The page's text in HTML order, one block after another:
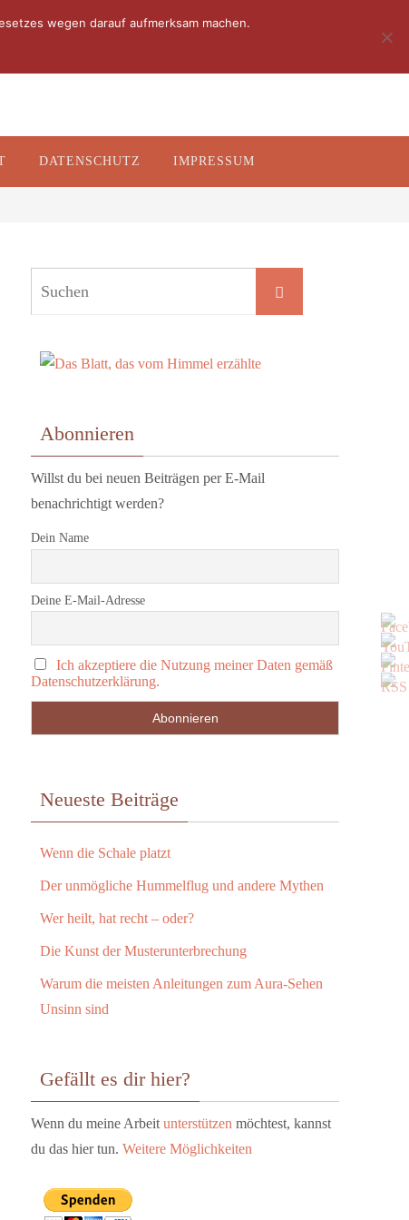
DATENSCHUTZ IMPRESSUM
Abonnieren
Willst du bei neuen Beiträgen per E-Mail
benachrichtigt werden?
Dein Name
Deine E-Mail-Adresse
Ich akzeptiere die Nutzung meiner Daten gemäß
Datenschutzerklärung.
Neueste Beiträge
Wenn die Schale platzt
Der unmögliche Hummelflug und andere Mythen
Wer heilt, hat recht – oder?
Die Kunst der Musterunterbrechung
Warum die meisten Anleitungen zum Aura-Sehen
Unsinn sind
Gefällt es dir hier?
Wenn du meine Arbeit unterstützen möchtest, kannst
du das hier tun. Weitere Möglichkeiten
wegen darauf aufmerksam machen.